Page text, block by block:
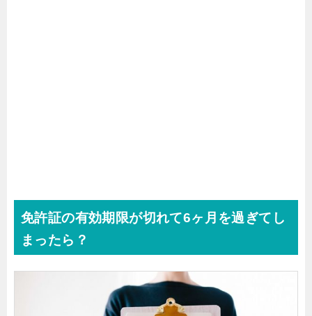
免許証の有効期限が切れて6ヶ月を過ぎてし
まったら？